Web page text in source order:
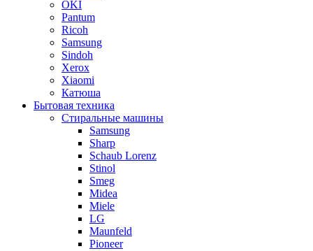
OKI
Pantum
Ricoh
Samsung
Sindoh
Xerox
Xiaomi
Катюша
Бытовая техника
Стиральные машины
Samsung
Sharp
Schaub Lorenz
Stinol
Smeg
Midea
Miele
LG
Maunfeld
Pioneer